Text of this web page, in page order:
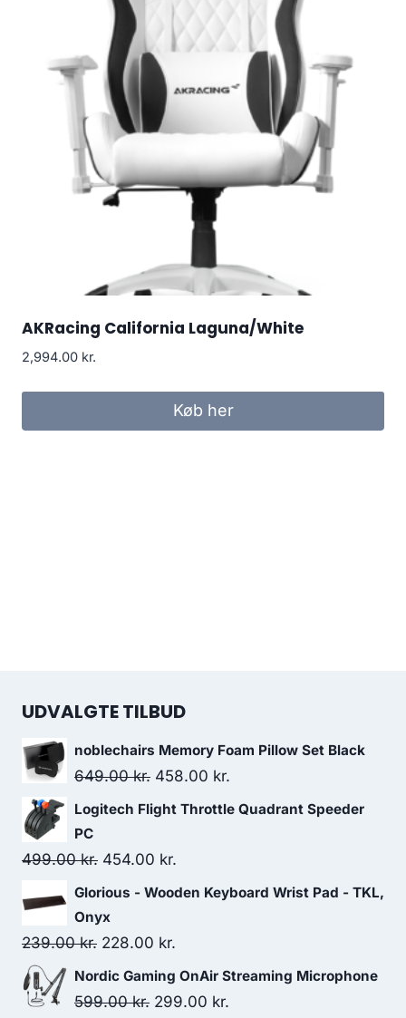
AKRacing California Laguna/White
2,994.00 kr.
Køb her
UDVALGTE TILBUD
noblechairs Memory Foam Pillow Set Black
649.00kr. Original
price
649.00 kr..
458.00 kr.
price
Logitech Flight Throttle Quadrant Speeder
PC
499.00kr. Original
price
was:
499.00 kr..
454.00 kr.
price
Glorious - Wooden Keyboard Wrist Pad - TKL,
Onyx
239.00kr. Original
price
was:
228.00 kr.
price
is:
Nordic Gaming OnAir Streaming Microphone
599.00kr. Original
299.00 kr.